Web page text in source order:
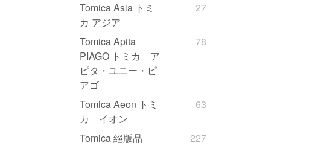
Tomica Asia トミ
カ アジア
27
Tomica Apita
PIAGO トミカ ア
ピタ・ユニー・ピ
アゴ
78
Tomica Aeon トミ
カ イオン
63
Tomica 絕版品
227